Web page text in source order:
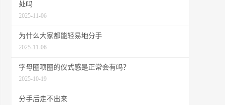
处吗
2025-11-06
为什么大家都能轻易地分手
2025-11-06
字母圈项圈的仪式感是正常会有吗？
2025-10-19
分手后走不出来